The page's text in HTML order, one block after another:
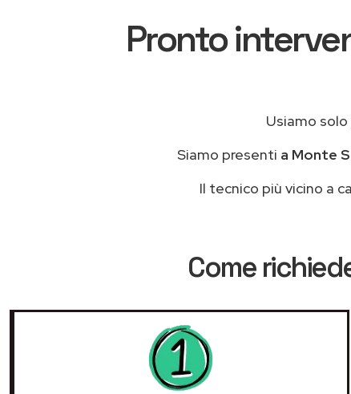
Pronto
Usiamo solo
Siamo presenti a Monte
Il tecnico più vicino a
Come